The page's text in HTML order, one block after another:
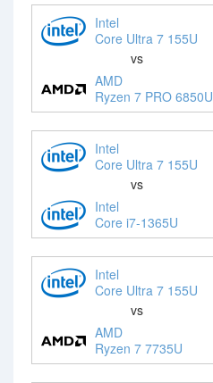
Intel
Core Ultra 7 155U
vs
AMD
Ryzen 7 PRO 6850U
Intel
Core Ultra 7 155U
vs
Intel
Core i7-1365U
Intel
Core Ultra 7 155U
vs
AMD
Ryzen 7 7735U